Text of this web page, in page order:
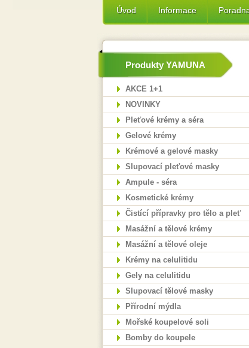
Úvod Informace
Produkty YAMUNA
AKCE 1+1
NOVINKY
Pleťové krémy a séra
Gelové krémy
Krémové a gelové masky
Slupovací pleťové masky
Ampule - séra
Kosmetické krémy
Čistící přípravky pro tělo a pleť
Masážní a tělové krémy
Masážní a tělové oleje
Krémy na celulitidu
Gely na celulitidu
Slupovací tělové masky
Přírodní mýdla
Mořské koupelové soli
Bomby do koupele